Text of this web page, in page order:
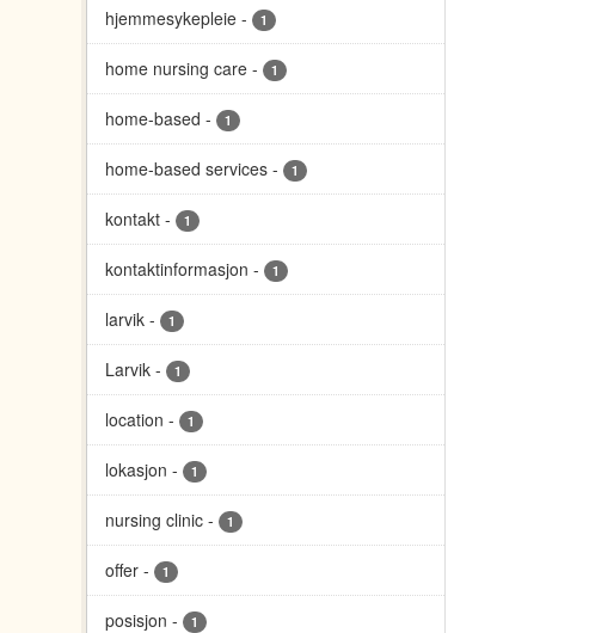
hjemmesykepleie - 1
home nursing care - 1
home-based - 1
home-based services - 1
kontakt - 1
kontaktinformasjon - 1
larvik - 1
Larvik - 1
location - 1
lokasjon - 1
nursing clinic - 1
offer - 1
posisjon - 1